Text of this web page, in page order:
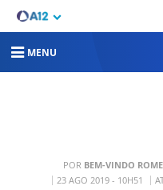
MENU
POR BEM-VINDO
23 AGO 2019 - 10H51